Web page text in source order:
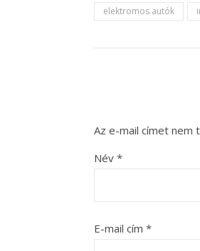
elektromos autók
Az e-mail címet nem
Név *
E-mail cím *